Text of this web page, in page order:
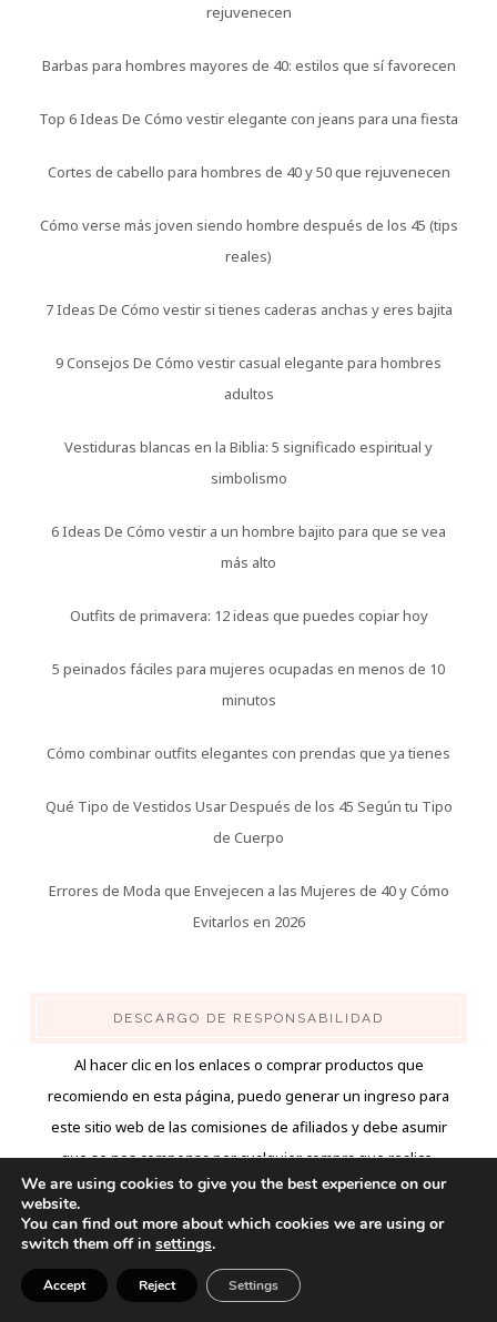
rejuvenecen
Barbas para hombres mayores de 40: estilos que sí favorecen
Top 6 Ideas De Cómo vestir elegante con jeans para una fiesta
Cortes de cabello para hombres de 40 y 50 que rejuvenecen
Cómo verse más joven siendo hombre después de los 45 (tips
reales)
7 Ideas De Cómo vestir si tienes caderas anchas y eres bajita
9 Consejos De Cómo vestir casual elegante para hombres
adultos
Vestiduras blancas en la Biblia: 5 significado espiritual y
simbolismo
6 Ideas De Cómo vestir a un hombre bajito para que se vea
más alto
Outfits de primavera: 12 ideas que puedes copiar hoy
5 peinados fáciles para mujeres ocupadas en menos de 10
minutos
Cómo combinar outfits elegantes con prendas que ya tienes
Qué Tipo de Vestidos Usar Después de los 45 Según tu Tipo
de Cuerpo
Errores de Moda que Envejecen a las Mujeres de 40 y Cómo
Evitarlos en 2026
DESCARGO DE RESPONSABILIDAD
Al hacer clic en los enlaces o comprar productos que
recomiendo en esta página, puedo generar un ingreso para
este sitio web de las comisiones de afiliados y debe asumir
que se nos compensa por cualquier compra que realice.
APRENDE MAS
We are using cookies to give you the best experience on our
website.
You can find out more about which cookies we are using or
switch them off in settings.
Accept Reject Settings